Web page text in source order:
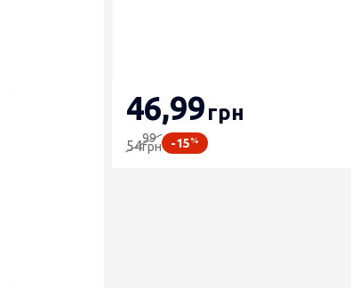
46,99грн
5499
грн -15%